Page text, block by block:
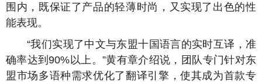
围内，既保证了产品的轻薄时尚，又实现了出色的性
能表现。
“我们实现了中文与东盟十国语言的实时互译，准
确率达到90%以上。”黄有章介绍说，团队专门针对东
盟市场多语种需求优化了翻译引擎，使其成为首款专